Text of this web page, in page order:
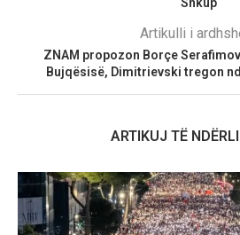
Shkup
Artikulli i
ZNAM propozon Borçe
Bujqësisë, Dimitrievski tregon
ARTIKUJ TË